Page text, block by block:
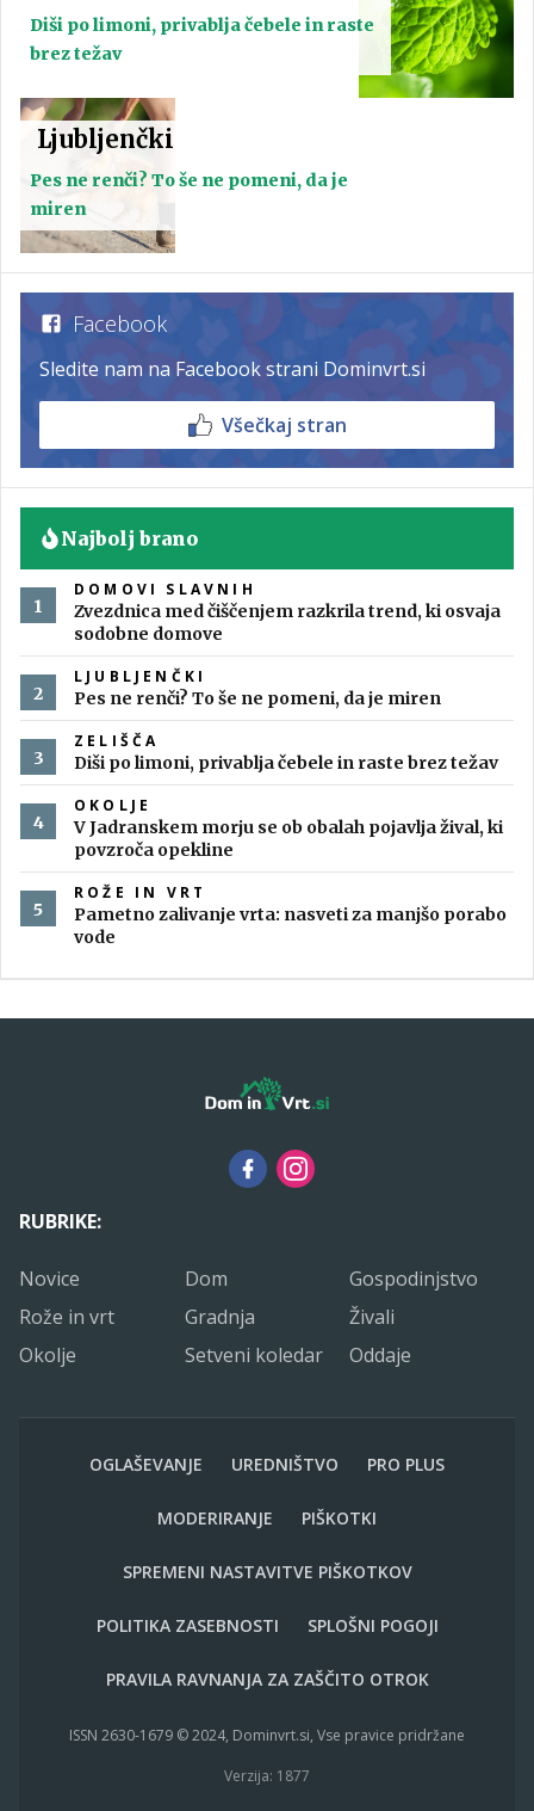
Diši po limoni, privablja čebele in raste
brez težav
Ljubljenčki
Pes ne renči? To še ne pomeni, da je
miren
Facebook
Sledite nam na Facebook strani Dominvrt.si
Všečkaj stran
Najbolj brano
DOMOVI SLAVNIH
Zvezdnica med čiščenjem razkrila trend, ki osvaja
sodobne domove
LJUBLJENČKI
Pes ne renči? To še ne pomeni, da je miren
ZELIŠČA
Diši po limoni, privablja čebele in raste brez težav
OKOLJE
V Jadranskem morju se ob obalah pojavlja žival, ki
povzroča opekline
ROŽE IN VRT
Pametno zalivanje vrta: nasveti za manjšo porabo
vode
RUBRIKE:
Novice Dom
Gospodinjstvo
Rože in vrt
Gradnja
Živali
Okolje
Setveni koledar Oddaje
OGLAŠEVANJE UREDNIŠTVO PRO PLUS
MODERIRANJE PIŠKOTKI
SPREMENI NASTAVITVE PIŠKOTKOV
POLITIKA ZASEBNOSTI SPLOŠNI POGOJI
PRAVILA RAVNANJA ZA ZAŠČITO OTROK
ISSN 2630-1679 © 2024, Dominvrt.si, Vse pravice pridržane
Verzija: 1877